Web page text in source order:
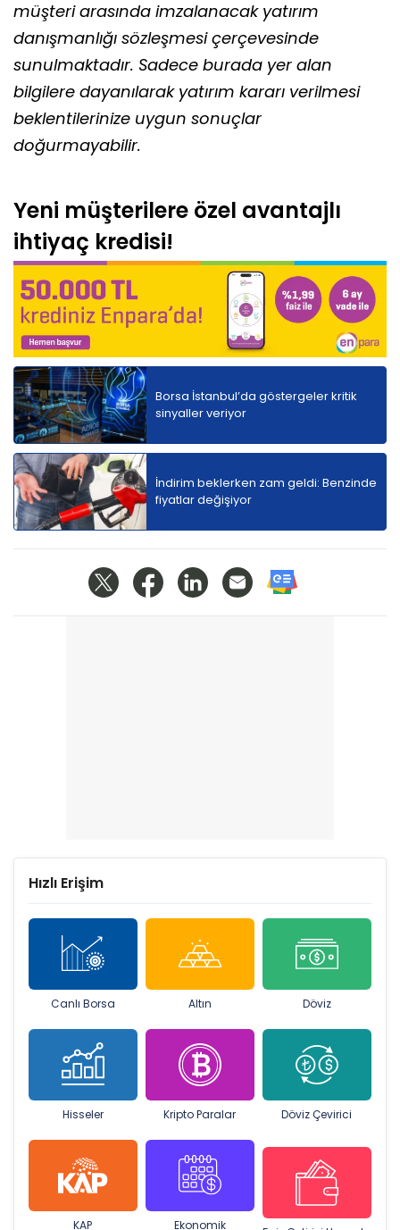
müşteri arasında imzalanacak yatırım
danışmanlığı sözleşmesi çerçevesinde
sunulmaktadır. Sadece burada yer alan
bilgilere dayanılarak yatırım kararı verilmesi
beklentilerinize uygun sonuçlar
doğurmayabilir.
Yeni müşterilere özel avantajlı
ihtiyaç kredisi!
Borsa İstanbul’da göstergeler kritik
sinyaller veriyor
İndirim beklerken zam geldi: Benzinde
fiyatlar değişiyor
Hızlı Erişim
Canlı Borsa Altın Döviz
Hisseler Kripto Paralar Döviz Çevirici
KAP Ekonomik